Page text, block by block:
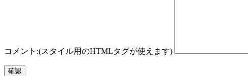
コメント:(スタイル用のHTMLタグが使えます)